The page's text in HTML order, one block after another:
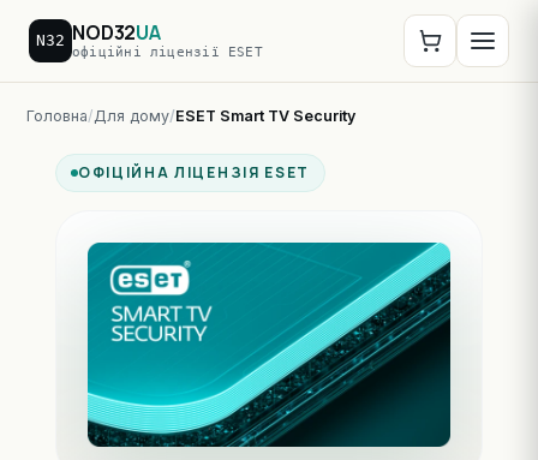
N32 NOD32UA
офіційні ліцензії ESET
Головна Для дому ESET Smart TV Security
ОФІЦІЙНА ЛІЦЕНЗІЯ ESET